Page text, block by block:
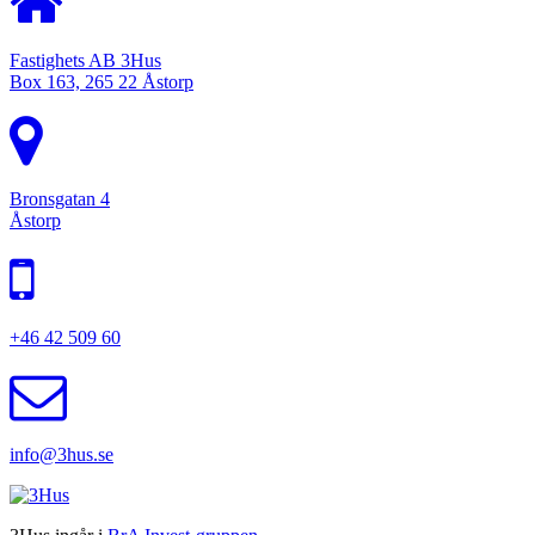
Fastighets AB 3Hus
Box 163, 265 22 Åstorp
Bronsgatan 4
Åstorp
+46 42 509 60
info@3hus.se